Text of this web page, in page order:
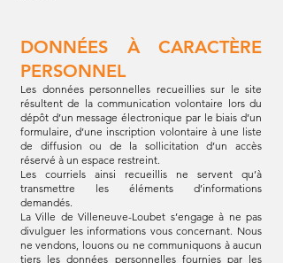
DONNÉES À CARACTÈRE
PERSONNEL
Les données personnelles recueillies sur le site
résultent de la communication volontaire lors du
dépôt d’un message électronique par le biais d’un
formulaire, d’une inscription volontaire à une liste
de diffusion ou de la sollicitation d’un accès
réservé à un espace restreint.
Les courriels ainsi recueillis ne servent qu’à
transmettre les éléments d’informations
demandés.
La Ville de Villeneuve-Loubet s’engage à ne pas
divulguer les informations vous concernant. Nous
ne vendons, louons ou ne communiquons à aucun
tiers les données personnelles fournies par les